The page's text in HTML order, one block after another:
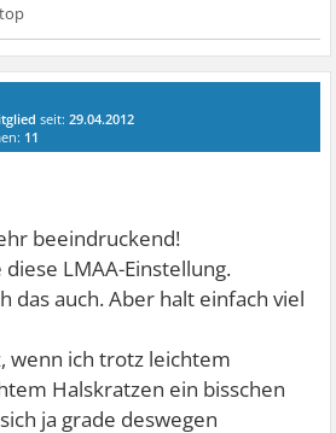
seit:29.04.2012
11
beeindruckend!
LMAA-Einstellung.
das auch. Aber halt einfach viel
wenn ich trotz leichtem
Halskratzen ein bisschen
ja grade deswegen